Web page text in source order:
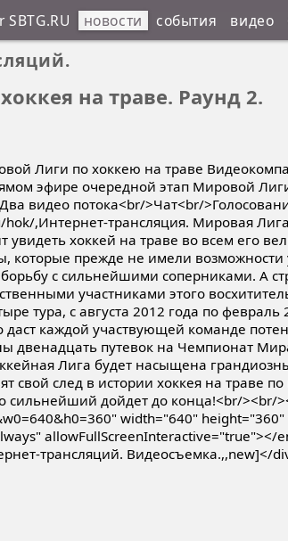
новости события видео
на траве. Раунд 2.
Лиги по хоккею на траве
эфире очередной этап Мировой
видео потока<br/>Чат<br/
,Интернет-трансляция. Мировая
хоккей на траве во всем его
прежде не имели возможности
с сильнейшими соперниками. А
участниками этого
тура, с августа 2012 года по
каждой участвующей команде
двенадцать путевок на Чемпионат
Лига будет насыщена
след в истории хоккея на траве
сильнейший дойдет до конца!<br/><br/
width="640"
allowFullScreenInteractive="true"></
трансляций. Видеосъемка.,,new]</